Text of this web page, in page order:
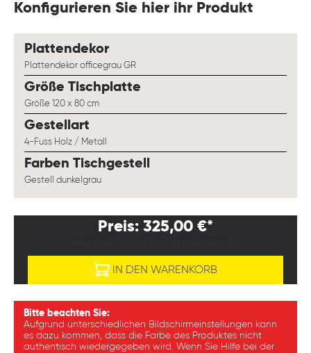
Konfigurieren Sie hier ihr Produkt
Plattendekorauswählen
Plattendekor officegrau GR
Größe Tischplatte
Größe 120 x 80 cm
Gestellart
4-Fuss Holz / Metall
Farben Tischgestell
Gestell dunkelgrau
Preis: 325,00 €*
IN DEN WARENKORB
Bitte beachten Sie:
Aufgrund unterschiedlichen Bildschirmeinstellungen kann
es dazu kommen, dass die Farbe des Produktes nicht
authentisch wiedergegeben wird. Wenn Sie Hilfe bei der